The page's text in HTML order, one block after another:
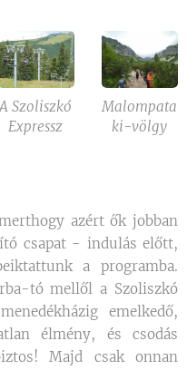
A Szoliszkó
Expressz
Malompata
ki-völgy
azért ők jobban
csapat - indulás előtt,
a programba.
tó mellől a Szoliszkó
emelkedő,
élmény, és csodás
Majd csak onnan